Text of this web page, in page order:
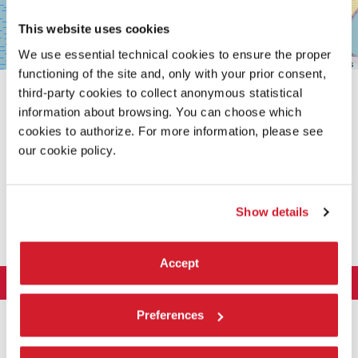
This website uses cookies
We use essential technical cookies to ensure the proper
functioning of the site and, only with your prior consent,
third-party cookies to collect anonymous statistical
information about browsing. You can choose which
cookies to authorize. For more information, please see
our cookie policy.
Show details
Accept
Preferences
Leaflet | ©OpenStreetMap contributors
LA BIENNALE DI VENEZIA
Esposizione
ARCHITETTURA 2027